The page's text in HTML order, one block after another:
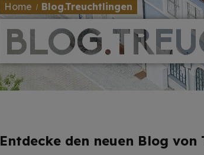
Home Blog.Treuchtlingen
Entdecke den neuen Blog